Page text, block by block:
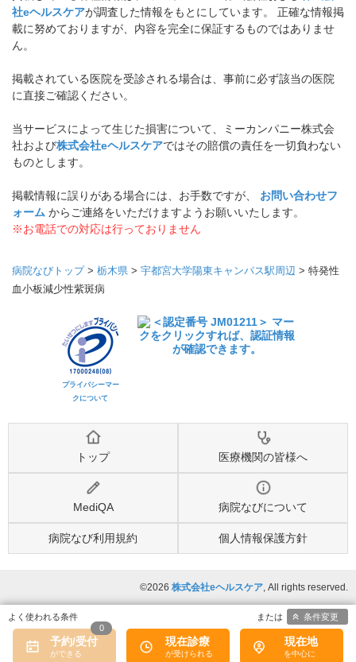
社eヘルスケアが調査した情報をもとにしています。 正確な情報掲
載に努めておりますが、内容を完全に保証するものではありませ
ん。
掲載されている医院を受診される場合は、事前に必ず該当の医院
に直接ご確認ください。
当サービスによって生じた損害について、ミーカンパニー株式会
社および株式会社eヘルスケアではその賠償の責任を一切負わない
ものとします。
掲載情報に誤りがある場合には、お手数ですが、 お問い合わせフ
ォーム からご連絡をいただけますようお願いいたします。
※お電話での対応は行っておりません
病院なびトップ> 栃木県 > 宇都宮大学陽東キャンパス駅周辺 > 特発性
血小板減少性紫斑病
プライバシーマー
クについて
トップ 医療機関の皆様へ
MediQA 病院なびについて
病院なび利用規約 個人情報保護方針
©2026 株式会社eヘルスケア, All rights reserved.
予約/受付
0
現在診療 現在地
条件変更